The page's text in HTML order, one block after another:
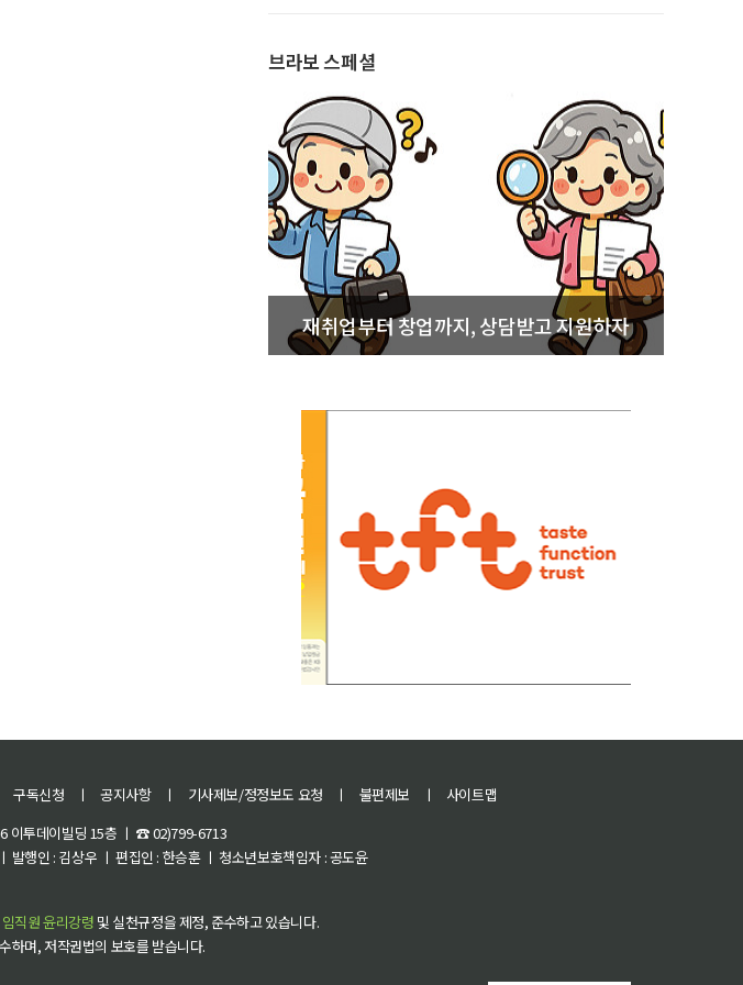
브라보 스페셜
재취업부터 창업까지, 상담받고 지원하자
구독신청 ㅣ 공지사항 ㅣ 기사제보/정정보도 요청 ㅣ 불편제보 ㅣ
사이트맵
이투데이빌딩 15층 ㅣ ☎ 02)799-6713
행인 : 김상우 ㅣ 편집인 : 한승훈 ㅣ 청소년보호책임자 : 공도윤
임직원 윤리강령 및 실천규정을 제정, 준수하고 있습니다.
하며, 저작권법의 보호를 받습니다.